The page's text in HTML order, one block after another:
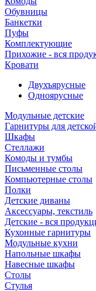
Обувницы
Банкетки
Пуфы
Комплектующие
Прихожие - вся
Кровати
Двухъярусные
Одноярусные
Модульные детские
Гарнитуры для
Шкафы
Стеллажи
Комоды и тумбы
Письменные столы
Компьютерные столы
Полки
Детские диваны
Аксессуары, текстиль
Детские - вся
Кухонные гарнитуры
Модульные кухни
Напольные шкафы
Навесные шкафы
Столы
Стулья